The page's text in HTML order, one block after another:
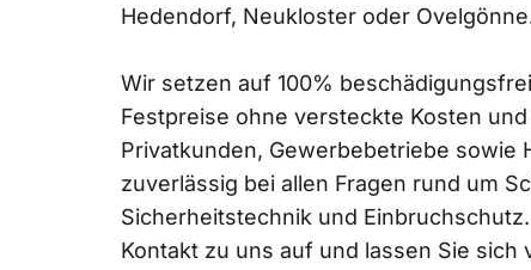
Hedendorf, Neukloster oder
Wir setzen auf 100%
Festpreise ohne versteckte Kosten
Privatkunden, Gewerbebetriebe sowie
zuverlässig bei allen Fragen rund um
Sicherheitstechnik und
Kontakt zu uns auf und lassen Sie sich